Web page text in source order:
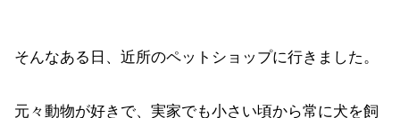
そんなある日、近所のペットショップに行きました。
元々動物が好きで、実家でも小さい頃から常に犬を飼